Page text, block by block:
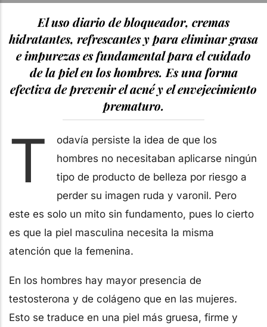
El uso diario de bloqueador, cremas
hidratantes, refrescantes y para eliminar grasa
e impurezas es fundamental para el cuidado
de la piel en los hombres. Es una forma
efectiva de prevenir el acné y el envejecimiento
prematuro.
T
odavía persiste la idea de que los
hombres no necesitaban aplicarse ningún
tipo de producto de belleza por riesgo a
perder su imagen ruda y varonil. Pero
este es solo un mito sin fundamento, pues lo cierto
es que la piel masculina necesita la misma
atención que la femenina.
En los hombres hay mayor presencia de
testosterona y de colágeno que en las mujeres.
Esto se traduce en una piel más gruesa, firme y